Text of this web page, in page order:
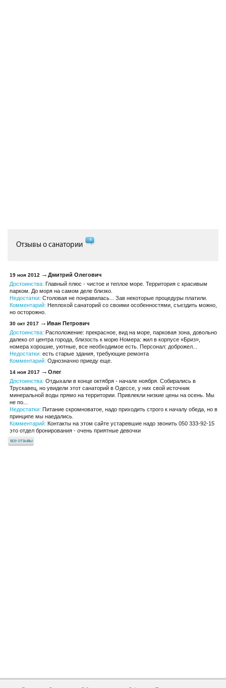
Отзывы о санатории
4
19 ноя 2012
Дмитрий Олегович
Достоинства: Главный плюс - чистое и теплое море. Территория с красивым
парком. До моря на самом деле близко.
Недостатки: Столовая не понравилась... Зав некоторые процедуры платили.
Комментарий: Неплохой санаторий со своими особенностями, съездить можно,
но осторожно.
30 окт 2017
Иван Петрович
Достоинства: Расположение: прекрасное, вид на море, парковая зона, довольно
далеко от центра города, близость к морю Номера: жил в корпусе «Бриз»,
номера хорошие, уютные, все необходимое есть. Персонал: доброжел...
Недостатки: есть старые здания, требующие ремонта
Комментарий: Однозначно приеду еще.
14 ноя 2017
Олег
Достоинства: Отдыхали в конце октября - начале ноября. Собирались в
Трускавец, но увидели этот санаторий в Одессе, у них свой источник
минеральной воды прямо на территории. Привлекли низкие цены на осень. Мы
не по...
Недостатки: Питание скромноватое, надо приходить строго к началу обеда, но в
принципе мы наедались.
Комментарий: Контакты на этом сайте устаревшие надо звонить 050 333-92-15
это отдел бронирования - очень приятные девочки
все отзывы